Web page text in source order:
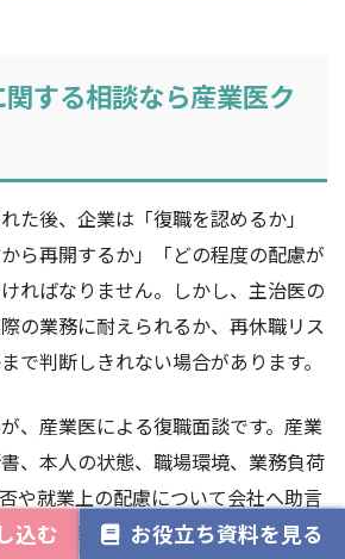
する相談なら産業医ク
た後、企業は「復職を認めるか」
ら再開するか」「どの程度の配慮が
ればなりません。しかし、主治医の
の業務に耐えられるか、再休職リス
で判断しきれない場合があります。
、産業医による復職面談です。産業
、本人の状態、職場環境、業務負荷
や就業上の配慮について会社へ助言
けで判断を抱え込まないことで、従
込む お役立ち資料を見る